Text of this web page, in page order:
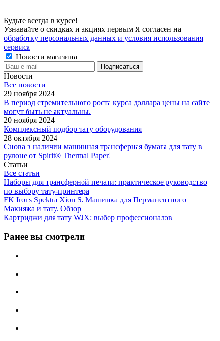
Будьте всегда в курсе!
Узнавайте о скидках и акциях первым Я согласен на
обработку персональных данных и условия использования
сервиса
Новости магазина
Новости
Все новости
29 ноября 2024
В период стремительного роста курса доллара цены на сайте
могут быть не актуальны.
20 ноября 2024
Комплексный подбор тату оборудования
28 октября 2024
Снова в наличии машинная трансферная бумага для тату в
рулоне от Spirit® Thermal Paper!
Статьи
Все статьи
Наборы для трансферной печати: практическое руководство
по выбору тату‑принтера
FK Irons Spektra Xion S: Машинка для Перманентного
Макияжа и тату. Обзор
Картриджи для тату WJX: выбор профессионалов
Ранее вы смотрели